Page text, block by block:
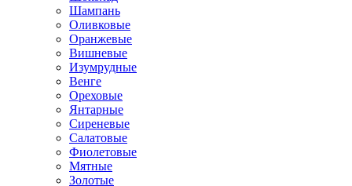
Шампань
Оливковые
Оранжевые
Вишневые
Изумрудные
Венге
Ореховые
Янтарные
Сиреневые
Салатовые
Фиолетовые
Мятные
Золотые